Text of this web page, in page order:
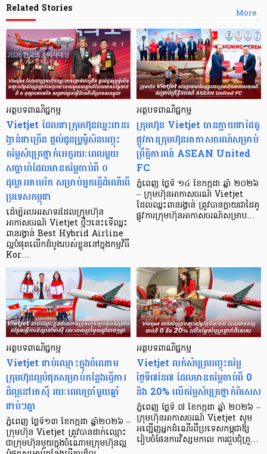
More
Related Stories
អត្ថបទពាណិជ្ជកម្ម
Vietjet ដែលជាក្រុមហ៊ុនឈ្នះពានរ
ង្វាន់ជាច្រើន ផ្តល់ជូនប្រូម៉ូសិនបញ្ចុះ
តម្លៃសំបុត្រថ្នាក់អេកូរយៈពេលមួយ
សប្តាហ៍ដែលមានតម្លៃចាប់ពី ០
ដុល្លារអាមេរិក​ សម្រាប់អ្នកធ្វើដំណើរពី
ប្រទេសកម្ពុជា
ដើម្បីអបអរសាទរដែលក្រុមហ៊ុន
អាកាសចរណ៍ Vietjet ថ្មីៗនេះទើឈ្នះ
ពានរង្វាន់ Best Hybrid Airline
ល្អបំផុតលើកដំបូងរបស់ខ្លួននៅក្នុងកម្មវិធី
Kor…
អត្ថបទពាណិជ្ជកម្ម
ក្រុមហ៊ុន Vietjet បានក្លាយជាដៃគូ
ផ្លូវការក្រុមហ៊ុនអាកាសចរណ៍សម្រាប់
ព្រឹត្តិការណ៍ ASEAN United
FC
ភ្នំពេញ ថ្ងៃទី ១៤ ខែកក្កដា ឆ្នាំ ២០២៦
– ក្រុមហ៊ុនអាកាសចរណ៍ Vietjet
ដែលឈ្នះពានរង្វាន់ ត្រូវបានក្លាយជាដៃគូ
ផ្លូវការក្រុមហ៊ុនអាកាសចរណ៍សម្រាប…
អត្ថបទពាណិជ្ជកម្ម
Vietjet ជាប់ឈ្មោះក្នុងចំណោម
ក្រុមហ៊ុនល្អបំផុតសម្រាប់កន្លែងធ្វើការ
ដ៏ល្អនៅអាស៊ី រយៈពេលប្រាំមួយឆ្នាំ
ជាប់ៗគ្នា
ភ្នំពេញ ថ្ងៃទី១៣ ខែកក្កដា ឆ្នាំ២០២៦ –
ក្រុមហ៊ុន Vietjet ត្រូវបានដាក់ឈ្មោះ
ជាក្រុមហ៊ុនមួយក្នុងចំណោមក្រុមហ៊ុនល្អ
អត្ថបទពាណិជ្ជកម្ម
Vietjet លក់សំបុត្របញ្ចុះតម្លៃ
ថ្ងៃទី៧ខែ៧ ដែលមានតម្លៃចាប់ពី 0
និង 20% លើតម្លៃសំបុត្រថ្នាក់ពិសេស
ភ្នំពេញ ថ្ងៃទី ៧ ខែកក្កដា ឆ្នាំ ២០២៦ –
ក្រុមហ៊ុនអាកាសចរណ៍ Vietjet សូម
អញ្ជើញអ្នកដំណើរពីប្រទេសកម្ពុជាឱ្យ
រៀបចំផែនការវិស្សមកាល ការជួបជុំគ្រួ…